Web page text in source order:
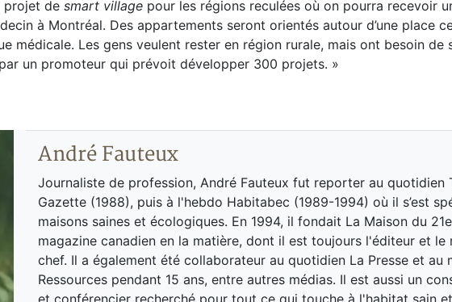
projet de smart village pour les régions reculées où on pourra recevoir
à Montréal. Des appartements seront orientés autour d’une place
médicale. Les gens veulent rester en région rurale, mais ont besoin de
un promoteur qui prévoit développer 300 projets. »
André Fauteux
Journaliste de profession, André Fauteux fut reporter au quotidien
Gazette (1988), puis à l'hebdo Habitabec (1989-1994) où il s’est
maisons saines et écologiques. En 1994, il fondait La Maison du
magazine canadien en la matière, dont il est toujours l'éditeur et le
chef. Il a également été collaborateur au quotidien La Presse et au
Ressources pendant 15 ans, entre autres médias. Il est aussi un
et conférencier recherché pour tout ce qui touche à l'habitat sain